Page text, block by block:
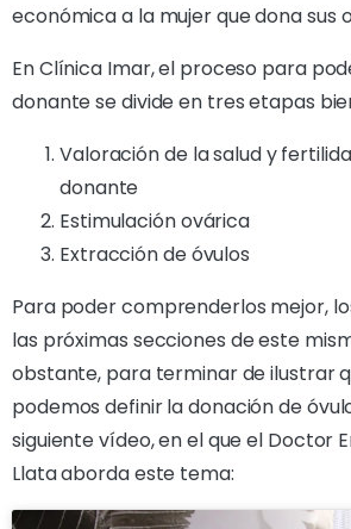
económica a la mujer que dona sus
En Clínica Imar, el proceso para
donante se divide en tres etapas
Valoración de la salud y
donante
Estimulación ovárica
Extracción de óvulos
Para poder comprenderlos mejor,
las próximas secciones de este
obstante, para terminar de ilustrar
podemos definir la donación de
siguiente vídeo, en el que el Doctor
Llata aborda este tema: